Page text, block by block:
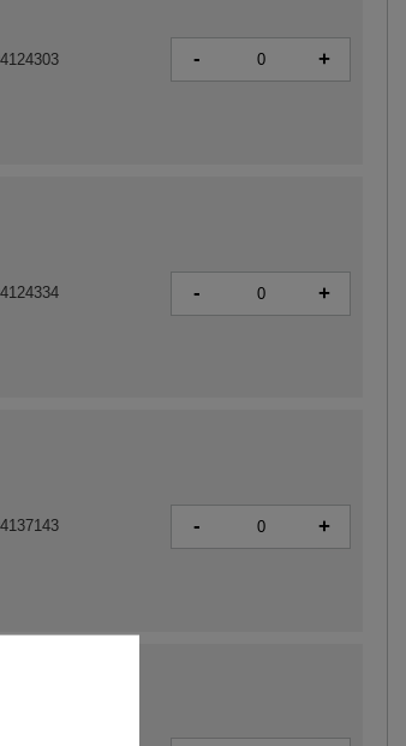
- +
- +
- +